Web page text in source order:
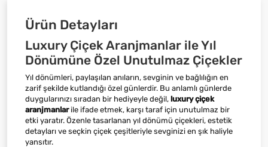
Ürün Detayları
Luxury Çiçek Aranjmanlar ile Yıl
Dönümüne Özel Unutulmaz Çiçekler
Yıl dönümleri, paylaşılan anıların, sevginin ve bağlılığın en
zarif şekilde kutlandığı özel günlerdir. Bu anlamlı günlerde
duygularınızı sıradan bir hediyeyle değil, luxury çiçek
aranjmanlarile ifade etmek, karşı taraf için unutulmaz bir
etki yaratır. Özenle tasarlanan yıl dönümü çiçekleri, estetik
detayları ve seçkin çiçek çeşitleriyle sevginizi en şık haliyle
yansıtır.